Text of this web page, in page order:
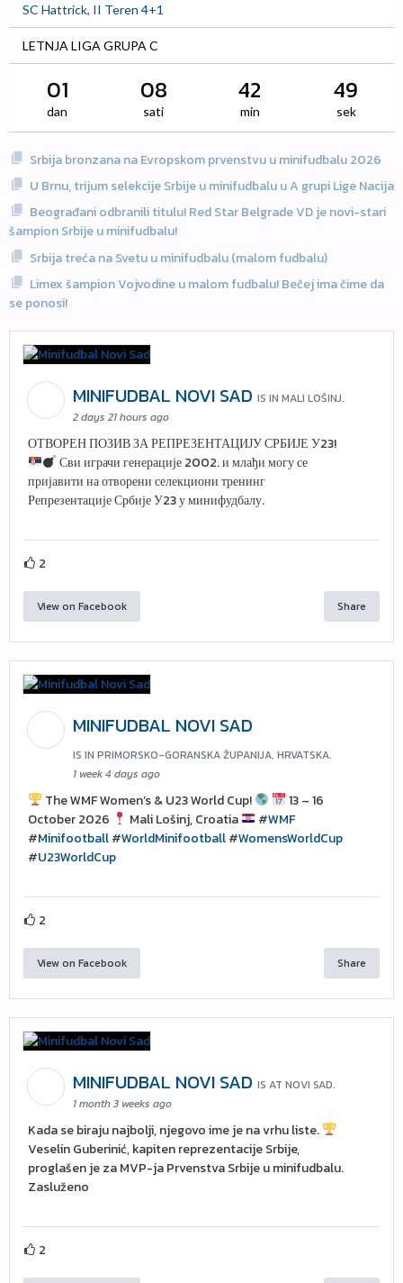
SC Hattrick, II Teren 4+1
LETNJA LIGA GRUPA C
01
dan
08
sati
42
min
49
sek
Srbija bronzana na Evropskom prvenstvu u minifudbalu 2026
U Brnu, trijum selekcije Srbije u minifudbalu u A grupi Lige Nacija
Beograđani odbranili titulu! Red Star Belgrade VD je novi-stari
šampion Srbije u minifudbalu!
Srbija treća na Svetu u minifudbalu (malom fudbalu)
Limex šampion Vojvodine u malom fudbalu! Bečej ima čime da
se ponosi!
MINIFUDBAL NOVI SAD IS IN MALI LOŠINJ.
2 days 21 hours ago
ОТВОРЕН ПОЗИВ ЗА РЕПРЕЗЕНТАЦИЈУ СРБИЈЕ У23!
Сви играчи генерације 2002. и млађи могу се
пријавити на отворени селекциони тренинг
Репрезентације Србије У23 у минифудбалу.
2
View on Facebook Share
MINIFUDBAL NOVI SAD
IS IN PRIMORSKO-GORANSKA ŽUPANIJA, HRVATSKA.
1 week 4 days ago
The WMF Women’s & U23 World Cup!
13 – 16
October 2026
Mali Lošinj, Croatia #WMF
#Minifootball#WorldMinifootball#WomensWorldCup
#U23WorldCup
2
View on Facebook Share
MINIFUDBAL NOVI SAD IS AT NOVI SAD.
1 month 3 weeks ago
Kada se biraju najbolji, njegovo ime je na vrhu liste.
Veselin Guberinić, kapiten reprezentacije Srbije,
proglašen je za MVP-ja Prvenstva Srbije u minifudbalu.
Zasluženo
2